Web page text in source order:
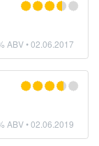
ABV •02.06.2017
ABV •02.06.2019